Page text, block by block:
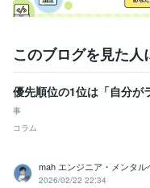
このブログを見た人
優先順位の1位は「自分が
事
コラム
mah エンジニア・メンタル
2026/02/22 22:34